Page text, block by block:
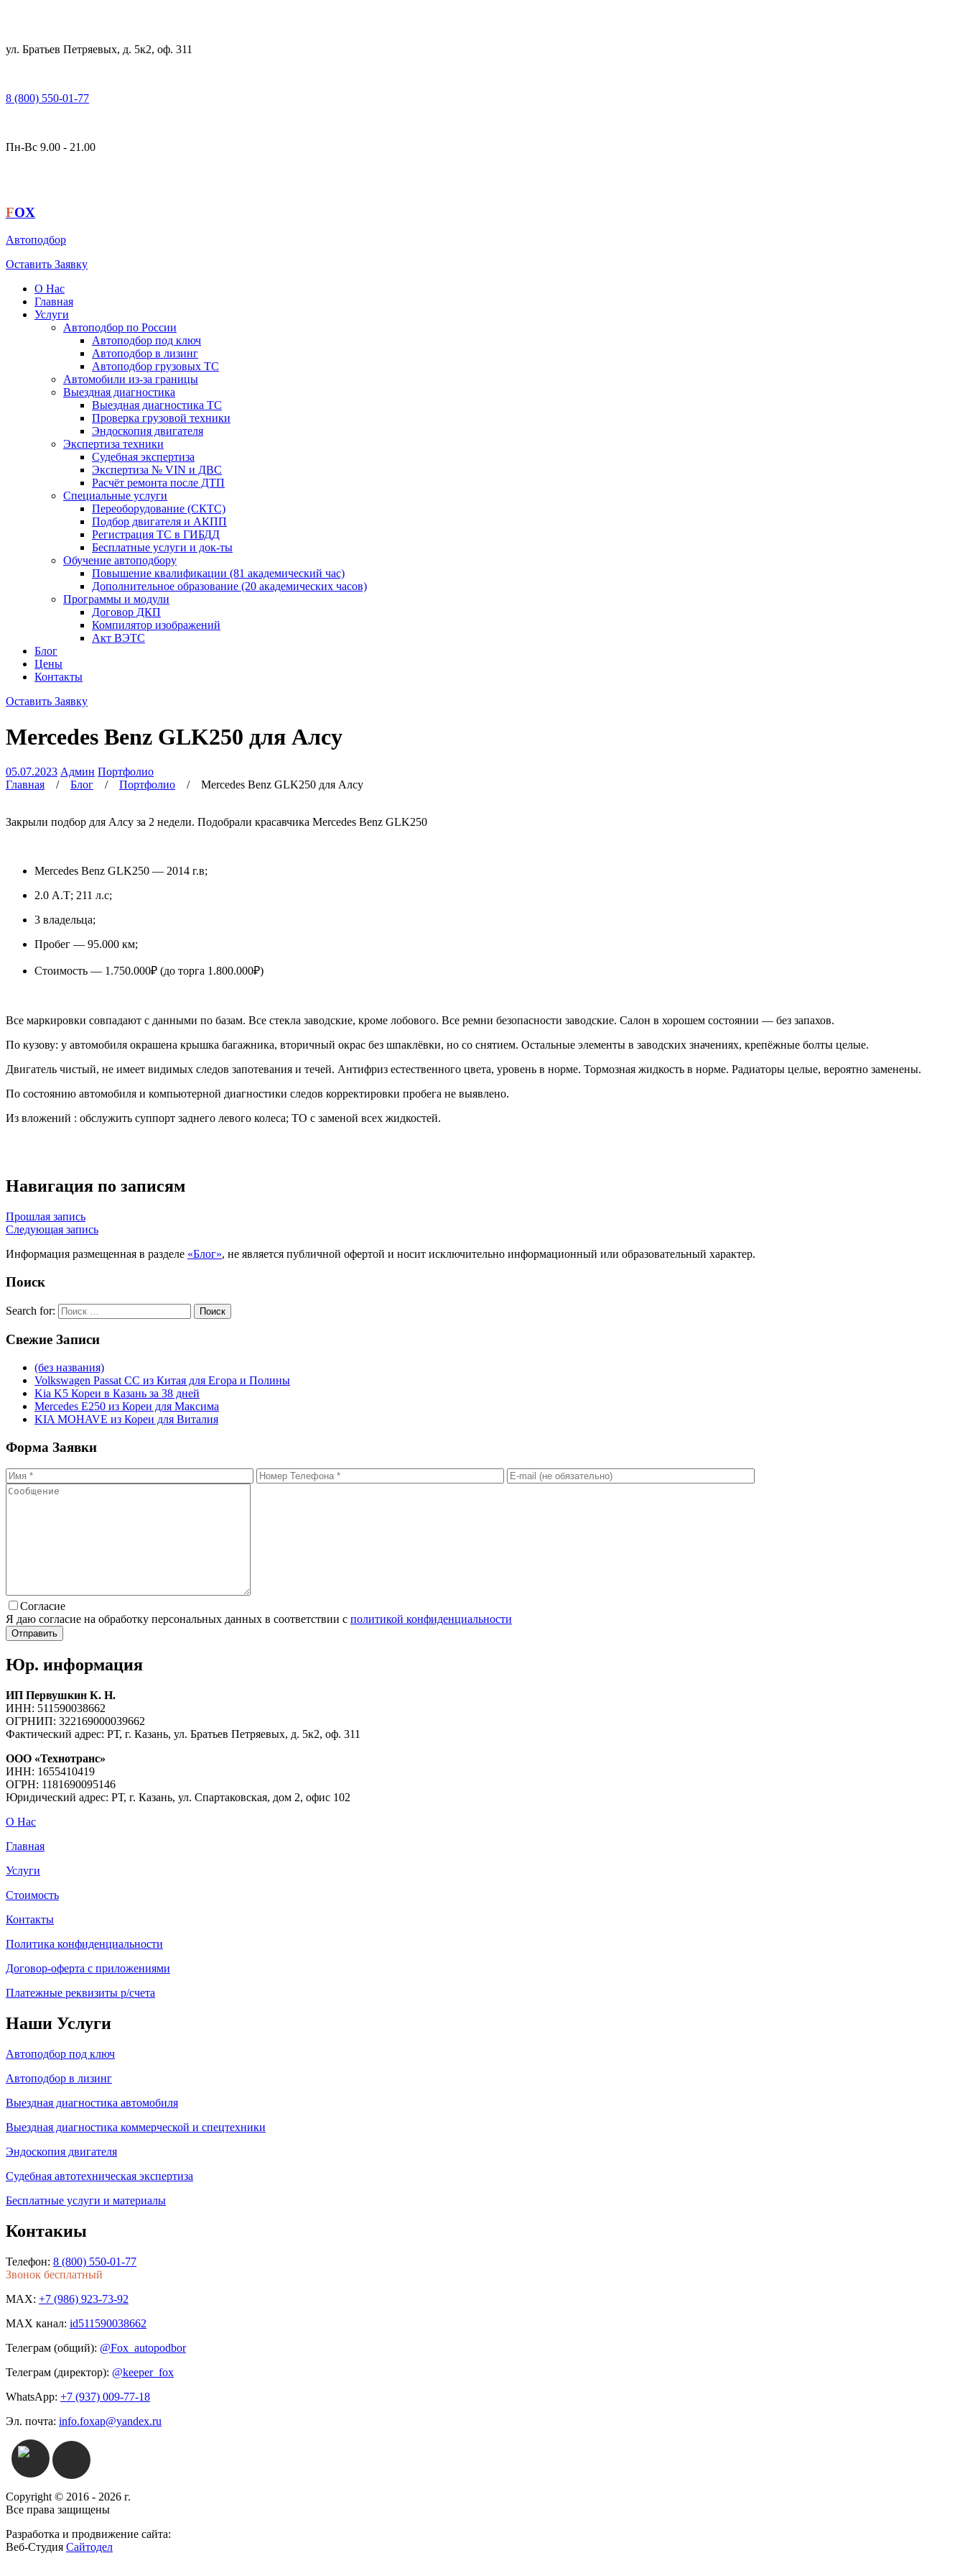
ул. Братьев Петряевых, д. 5к2, оф. 311
8 (800) 550-01-77
Пн-Вс 9.00 - 21.00
FOX
Автоподбор
Оставить Заявку
О Нас
Главная
Услуги
Автоподбор по России
Автоподбор под ключ
Автоподбор в лизинг
Автоподбор грузовых ТС
Автомобили из-за границы
Выездная диагностика
Выездная диагностика ТС
Проверка грузовой техники
Эндоскопия двигателя
Экспертиза техники
Судебная экспертиза
Экспертиза № VIN и ДВС
Расчёт ремонта после ДТП
Специальные услуги
Переоборудование (СКТС)
Подбор двигателя и АКПП
Регистрация ТС в ГИБДД
Бесплатные услуги и док-ты
Обучение автоподбору
Повышение квалификации (81 академический час)
Дополнительное образование (20 академических часов)
Программы и модули
Договор ДКП
Компилятор изображений
Акт ВЭТС
Блог
Цены
Контакты
Оставить Заявку
Mercedes Benz GLK250 для Алсу
05.07.2023 Админ Портфолио
Главная / Блог / Портфолио / Mercedes Benz GLK250 для Алсу
Закрыли подбор для Алсу за 2 недели. Подобрали красавчика Mercedes Benz GLK250
Mercedes Benz GLK250 — 2014 г.в;
2.0 А.Т; 211 л.с;
3 владельца;
Пробег — 95.000 км;
Стоимость — 1.750.000₽ (до торга 1.800.000₽)
Все маркировки совпадают с данными по базам. Все стекла заводские, кроме лобового. Все ремни безопасности заводские. Салон в хорошем состоянии — без запахов.
По кузову: у автомобиля окрашена крышка багажника, вторичный окрас без шпаклёвки, но со снятием. Остальные элементы в заводских значениях, крепёжные болты целые.
Двигатель чистый, не имеет видимых следов запотевания и течей. Антифриз естественного цвета, уровень в норме. Тормозная жидкость в норме. Радиаторы целые, вероятно заменены.
По состоянию автомобиля и компьютерной диагностики следов корректировки пробега не выявлено.
Из вложений : обслужить суппорт заднего левого колеса; ТО с заменой всех жидкостей.
Навигация по записям
Прошлая запись
Следующая запись
Информация размещенная в разделе «Блог», не является публичной офертой и носит исключительно информационный или образовательный характер.
Поиск
Search for: Поиск
Свежие Записи
(без названия)
Volkswagen Passat CC из Китая для Егора и Полины
Kia K5 Кореи в Казань за 38 дней
Mercedes E250 из Кореи для Максима
KIA MOHAVE из Кореи для Виталия
Форма Заявки
Согласие
Я даю согласие на обработку персональных данных в соответствии с политикой конфиденциальности
Юр. информация
ИП Первушкин К. Н.
ИНН: 511590038662
ОГРНИП: 322169000039662
Фактический адрес: РТ, г. Казань, ул. Братьев Петряевых, д. 5к2, оф. 311
ООО «Технотранс»
ИНН: 1655410419
ОГРН: 1181690095146
Юридический адрес: РТ, г. Казань, ул. Спартаковская, дом 2, офис 102
О Нас
Главная
Услуги
Стоимость
Контакты
Политика конфиденциальности
Договор-оферта с приложениями
Платежные реквизиты р/счета
Наши Услуги
Автоподбор под ключ
Автоподбор в лизинг
Выездная диагностика автомобиля
Выездная диагностика коммерческой и спецтехники
Эндоскопия двигателя
Судебная автотехническая экспертиза
Бесплатные услуги и материалы
Контакиы
Телефон: 8 (800) 550-01-77
Звонок бесплатный
MAX: +7 (986) 923-73-92
MAX канал: id511590038662
Телеграм (общий): @Fox_autopodbor
Телеграм (директор): @keeper_fox
WhatsApp: +7 (937) 009-77-18
Эл. почта: info.foxap@yandex.ru
Copyright © 2016 - 2026 г.
Все права защищены
Разработка и продвижение сайта:
Веб-Студия Сайтодел